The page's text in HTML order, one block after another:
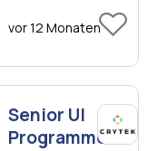
vor 12 Monaten
Senior UI
Programmer